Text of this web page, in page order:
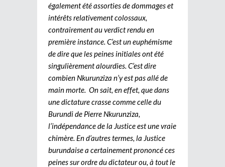
également été assorties de dommages et
intérêts relativement colossaux,
contrairement au verdict rendu en
première instance. C’est un euphémisme
de dire que les peines initiales ont été
singulièrement alourdies. C’est dire
combien Nkurunziza n’y est pas allé de
main morte. On sait, en effet, que dans
une dictature crasse comme celle du
Burundi de Pierre Nkurunziza,
l’indépendance de la Justice est une vraie
chimère. En d’autres termes, la Justice
burundaise a certainement prononcé ces
peines sur ordre du dictateur ou, à tout le